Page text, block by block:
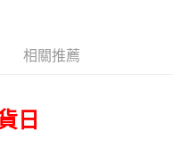
相關推薦
日